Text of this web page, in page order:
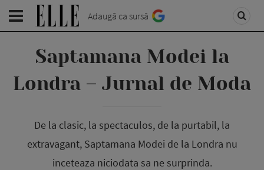
Adaugă ca sursă
Saptamana Modei la
Londra – Jurnal de Moda
De la clasic, la spectaculos, de la purtabil, la
extravagant, Saptamana Modei de la Londra nu
inceteaza niciodata sa ne surprinda.